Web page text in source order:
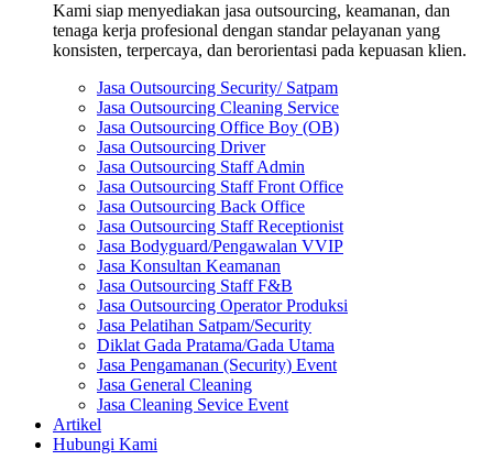
Kami siap menyediakan jasa outsourcing, keamanan, dan
tenaga kerja profesional dengan standar pelayanan yang
konsisten, terpercaya, dan berorientasi pada kepuasan klien.
Jasa Outsourcing Security/ Satpam
Jasa Outsourcing Cleaning Service
Jasa Outsourcing Office Boy (OB)
Jasa Outsourcing Driver
Jasa Outsourcing Staff Admin
Jasa Outsourcing Staff Front Office
Jasa Outsourcing Back Office
Jasa Outsourcing Staff Receptionist
Jasa Bodyguard/Pengawalan VVIP
Jasa Konsultan Keamanan
Jasa Outsourcing Staff F&B
Jasa Outsourcing Operator Produksi
Jasa Pelatihan Satpam/Security
Diklat Gada Pratama/Gada Utama
Jasa Pengamanan (Security) Event
Jasa General Cleaning
Jasa Cleaning Sevice Event
Artikel
Hubungi Kami